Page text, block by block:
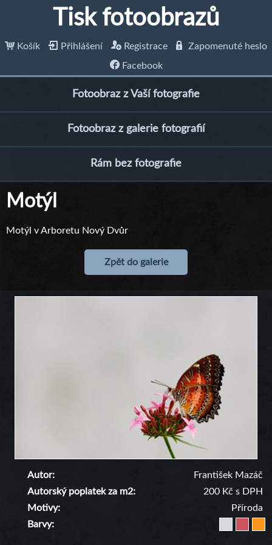
Tisk fotoobrazů
Košík Přihlášení Registrace
Zapomenuté heslo
Facebook
Fotoobraz z Vaší fotografie
Fotoobraz z galerie fotografií
Rám bez fotografie
Motýl
Motýl v Arboretu Nový Dvůr
Zpět do galerie
Autor
František Mazáč
Autorský poplatek za m2
200 Kč s DPH
Motivy
Příroda
Barvy